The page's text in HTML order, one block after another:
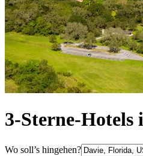
3-Sterne-Hotels
Wo soll’s hingehen?